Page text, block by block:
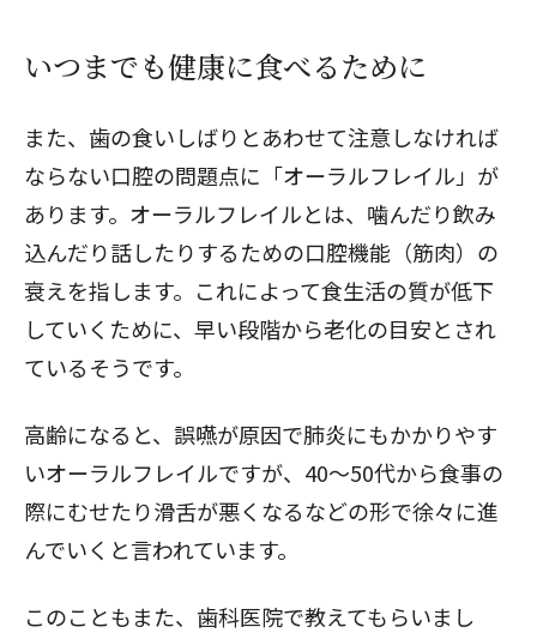
いつまでも健康に食べるために
また、歯の食いしばりとあわせて注意しなければ
ならない口腔の問題点に「オーラルフレイル」が
あります。オーラルフレイルとは、噛んだり飲み
込んだり話したりするための口腔機能（筋肉）の
衰えを指します。これによって食生活の質が低下
していくために、早い段階から老化の目安とされ
ているそうです。
高齢になると、誤嚥が原因で肺炎にもかかりやす
いオーラルフレイルですが、40〜50代から食事の
際にむせたり滑舌が悪くなるなどの形で徐々に進
んでいくと言われています。
このこともまた、歯科医院で教えてもらいまし